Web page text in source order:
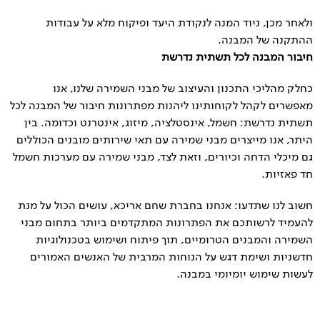
ולאחר מכן, ניוד המנה לנקודת היעד ופיקוח מלא על עבודות
ההתקנה של המבנה.
חיבור המבנה לכל תשתית נדרשת
כחלק מהליכי התכנון והעיצוב של מבני השמירה שלנו, אנו
מאפשרים לקהל לקוחותינו ליהנות מפתרונות חיבור של המבנה לכל
תשתית נדרשת: חשמל, אינסטלציה, מיזוג, אינטרנט וכדומה. בין
היתר, אנו מייצרים מבני שמירה עם תאי שירותים מובנים הכוללים
גם מיכלי הדחה וכיורים, וזאת לצד, מבני שמירה עם מערכות חשמל
חד פאזיות.
חשוב לנו שתדעו: אנחנו בחברת שחם אריכא, עושים הכול על מנת
להעמיד לרשותכם את הפתרונות המתקדמים ביותר בתחום מבני
השמירה והמבנים הטרומיים, תוך פיתוח ושימוש בטכנולוגיות
חדשניות ושימת דגש על הנוחות המרבית של האנשים האמורים
לעשות שימוש יומיומי במבנה.